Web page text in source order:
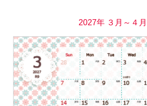
2027年 ３月～４月